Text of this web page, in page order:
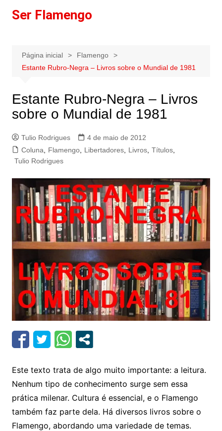
paraSer Flamengo
Página inicial
Flamengo
Estante Rubro-Negra – Livros sobre o Mundial de 1981
Estante Rubro-Negra – Livros
sobre o Mundial de 1981
Tulio Rodrigues
4 de maio de 2012
Coluna
Flamengo, Libertadores, Livros, Títulos,
Tulio Rodrigues
Este texto trata de algo muito importante: a leitura.
Nenhum tipo de conhecimento surge sem essa
prática milenar. Cultura é essencial, e o Flamengo
também faz parte dela. Há diversos livros sobre o
Flamengo, abordando uma variedade de temas.